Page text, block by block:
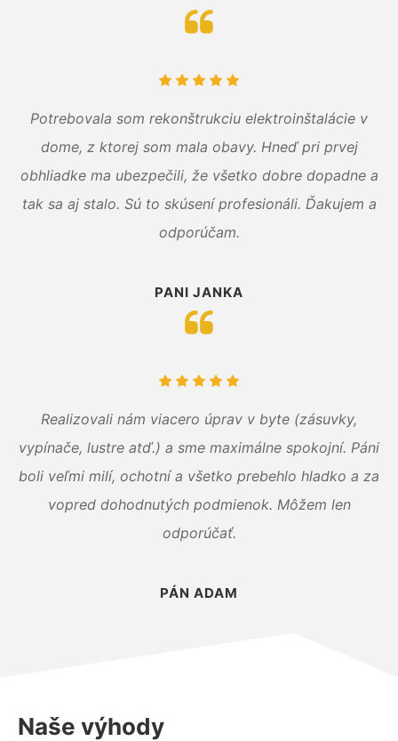
Potrebovala som rekonštrukciu elektroinštalácie v
dome, z ktorej som mala obavy. Hneď pri prvej
obhliadke ma ubezpečili, že všetko dobre dopadne a
tak sa aj stalo. Sú to skúsení profesionáli. Ďakujem a
odporúčam.
PANI JANKA
Realizovali nám viacero úprav v byte (zásuvky,
vypínače, lustre atď.) a sme maximálne spokojní. Páni
boli veľmi milí, ochotní a všetko prebehlo hladko a za
vopred dohodnutých podmienok. Môžem len
odporúčať.
PÁN ADAM
Naše výhody